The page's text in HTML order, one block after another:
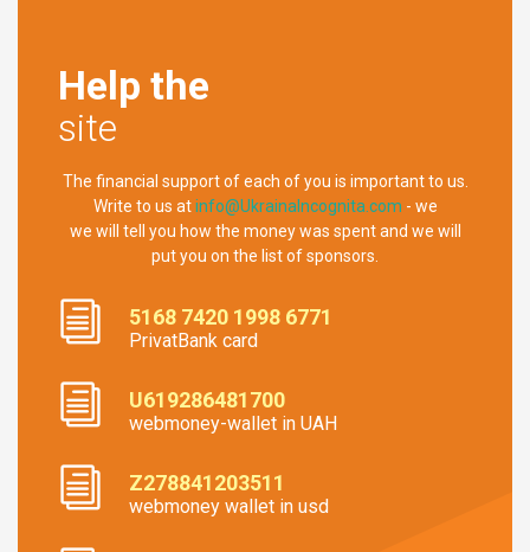
Help the
site
The financial support of each of you is important to us.
Write to us atinfo@UkrainaIncognita.com - we
we will tell you how the money was spent and we will
put you on the list of sponsors.
5168 7420 1998 6771
PrivatBank card
U619286481700
webmoney-wallet in UAH
Z278841203511
webmoney wallet in usd